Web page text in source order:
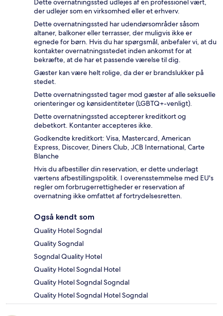
Dette overnatningssted udlejes af en professionel vært,
der udlejer som en virksomhed eller et erhverv.
Dette overnatningssted har udendørsområder såsom
altaner, balkoner eller terrasser, der muligvis ikke er
egnede for børn. Hvis du har spørgsmål, anbefaler vi, at du
kontakter overnatningsstedet inden ankomst for at
bekræfte, at de har et passende værelse til dig.
Gæster kan være helt rolige, da der er brandslukker på
stedet.
Dette overnatningssted tager mod gæster af alle seksuelle
orienteringer og kønsidentiteter (LGBTQ+-venligt).
Dette overnatningssted accepterer kreditkort og
debetkort. Kontanter accepteres ikke.
Godkendte kreditkort: Visa, Mastercard, American
Express, Discover, Diners Club, JCB International, Carte
Blanche
Hvis du afbestiller din reservation, er dette underlagt
værtens afbestillingspolitik. I overensstemmelse med EU's
regler om forbrugerrettigheder er reservation af
overnatning ikke omfattet af fortrydelsesretten.
Også kendt som
Quality Hotel Sogndal
Quality Sogndal
Sogndal Quality Hotel
Quality Hotel Sogndal Hotel
Quality Hotel Sogndal Sogndal
Quality Hotel Sogndal Hotel Sogndal